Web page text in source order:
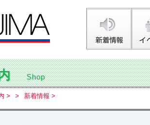
Shop
新着情報